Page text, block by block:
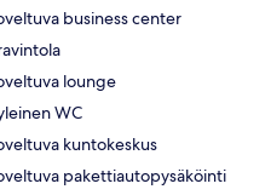
business center
lounge
WC
kuntokeskus
pakettiautopysäköinti